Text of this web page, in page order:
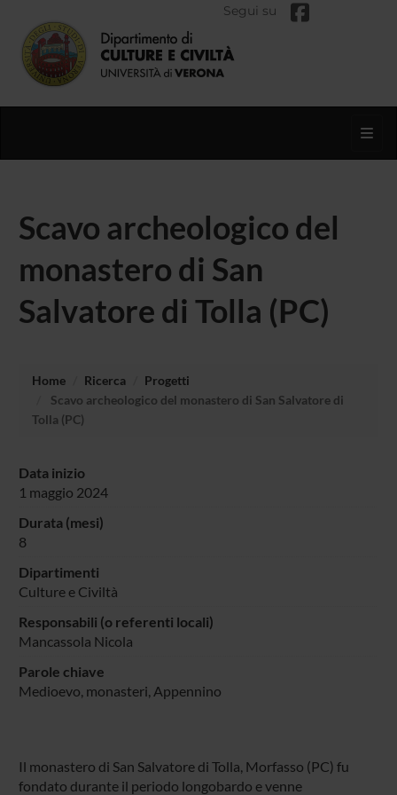
Segui su
Scavo archeologico del
monastero di San
Salvatore di Tolla (PC)
Home Ricerca
Progetti
Scavo archeologico del monastero di San Salvatore di
Tolla (PC)
Data inizio
1 maggio 2024
Durata (mesi)
8
Dipartimenti
Culture e Civiltà
Responsabili (o referenti locali)
Mancassola Nicola
Parole chiave
Medioevo, monasteri, Appennino
Il monastero di San Salvatore di Tolla, Morfasso (PC) fu
fondato durante il periodo longobardo e venne